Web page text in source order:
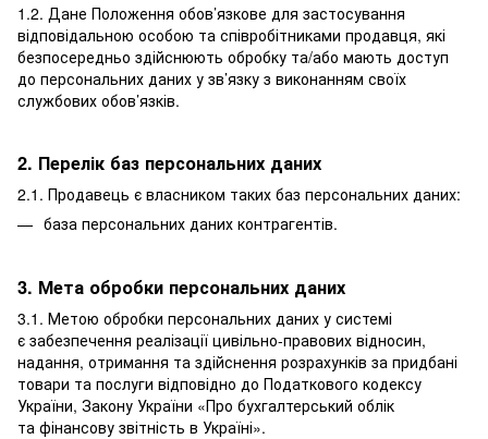
1.2. Дане Положення обов’язкове для застосування
відповідальною особою та співробітниками продавця, які
безпосередньо здійснюють обробку та/або мають доступ
до персональних даних у зв’язку з виконанням своїх
службових обов’язків.
2. Перелік баз персональних даних
2.1. Продавець є власником таких баз персональних даних:
база персональних даних контрагентів.
3. Мета обробки персональних даних
3.1. Метою обробки персональних даних у системі
є забезпечення реалізації цивільно-правових відносин,
надання, отримання та здійснення розрахунків за придбані
товари та послуги відповідно до Податкового кодексу
України, Закону України «Про бухгалтерський облік
та фінансову звітність в Україні».